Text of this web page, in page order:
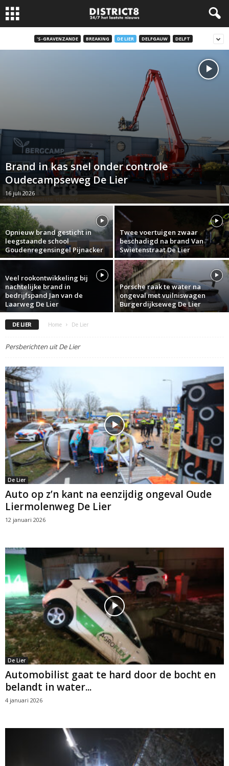
'S-GRAVENZANDE BREAKING DE LIER DELFGAUW DELFT
Brand in kas snel onder controle
Oudecampseweg De Lier
16 juli 2026
Opnieuw brand gesticht in
leegstaande school
Goudenregensingel Pijnacker
Twee voertuigen zwaar
beschadigd na brand Van
Swietenstraat De Lier
Veel rookontwikkeling bij
nachtelijke brand in
bedrijfspand Jan van de
Laarweg De Lier
Porsche raak te water na
ongeval met vuilniswagen
Burgerdijkseweg De Lier
DE LIER Home De Lier
Persberichten uit De Lier
De Lier
Auto op z’n kant na eenzijdig ongeval Oude
Liermolenweg De Lier
12 januari 2026
De Lier
Automobilist gaat te hard door de bocht en
belandt in water...
4 januari 2026